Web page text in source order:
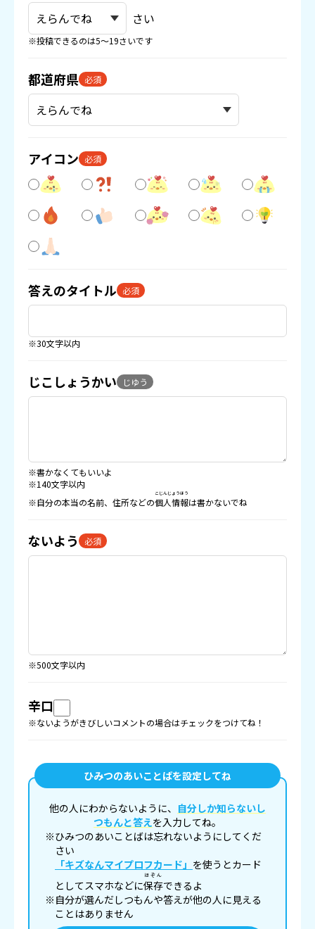
さい
※投稿できるのは5〜19さいです
都道府県 必須
アイコン 必須
答えのタイトル 必須
※30文字以内
じこしょうかい じゆう
※書かなくてもいいよ
※140文字以内
※自分の本当の名前、住所などの個人情報
こじんじょうほう
は書かないでね
ないよう 必須
※500文字以内
辛口
※ないようがきびしいコメントの場合はチェックをつけてね！
ひみつのあいことばを設定してね
他の人にわからないように、 自分しか知らないし
つもんと答えを入力してね。
※ひみつのあいことばは忘れないようにしてくだ
さい
「キズなんマイプロフカード」 を使うとカード
としてスマホなどに保存
ほぞん
できるよ
※自分が選んだしつもんや答えが他の人に見える
ことはありません